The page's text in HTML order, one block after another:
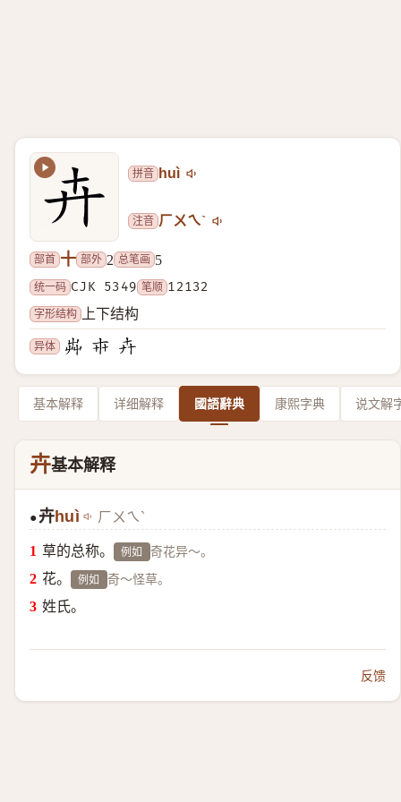
拼音 huì
注音 ㄏㄨㄟˋ
部首 十 部外 2 总笔画 5
统一码 CJK 5349 笔顺 12132
字形结构
上下结构
异体
基本解释 详细解释 國語辭典 康熙字典 说文解
卉基本解释
● 卉huì ㄏㄨㄟˋ
草的总称。 例如 奇花异～。
花。 例如 奇～怪草。
姓氏。
反馈